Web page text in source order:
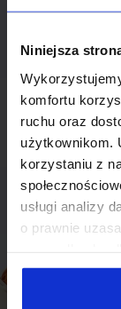
Niniejsza
komfortu
ruchu oraz
użytkownikom.
korzystaniu z
usługi analizy
o prawnie
Niektóre z
przez naszych
Odezwij